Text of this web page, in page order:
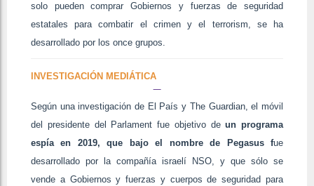
solo pueden comprar Gobiernos y fuerzas de seguridad
estatales para combatir el crimen y el terrorism, se ha
desarrollado por los once grupos.
INVESTIGACIÓN MEDIÁTICA
Según una investigación de El País y The Guardian, el móvil
del presidente del Parlament fue objetivo deun programa
espía en 2019, que bajo el nombre de Pegasus fue
desarrollado por la compañía israelí NSO, y que sólo se
vende a Gobiernos y fuerzas y cuerpos de seguridad para